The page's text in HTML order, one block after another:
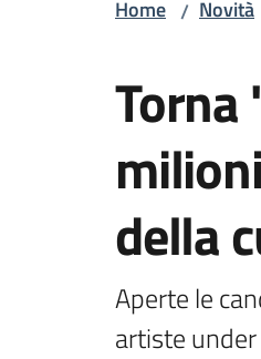
Home / Novità
Torna
della
Aperte le
artiste